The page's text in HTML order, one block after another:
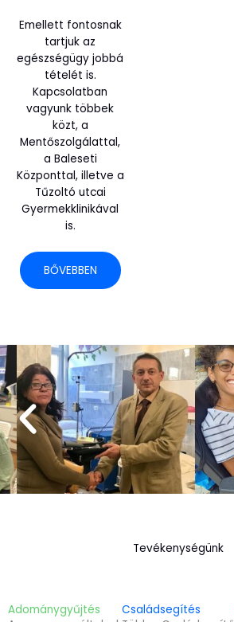
Emellett fontosnak
tartjuk az
egészségügy jobbá
tételét is.
Kapcsolatban
vagyunk többek
közt, a
Mentőszolgálattal,
a Baleseti
Központtal, illetve a
Tűzoltó utcai
Gyermekklinikával
is.
BŐVEBBEN
Tevékenységünk
Adománygyűjtés
Családsegítés